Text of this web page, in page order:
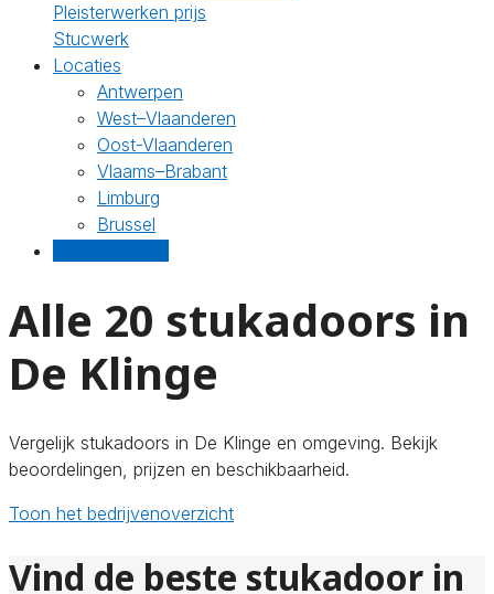
Pleisterwerken prijs
Stucwerk
Locaties
Antwerpen
West–Vlaanderen
Oost-Vlaanderen
Vlaams–Brabant
Limburg
Brussel
Alle 20 stukadoors in
De Klinge
Vergelijk stukadoors in De Klinge en omgeving. Bekijk
beoordelingen, prijzen en beschikbaarheid.
Toon het bedrijvenoverzicht
Vind de beste stukadoor in